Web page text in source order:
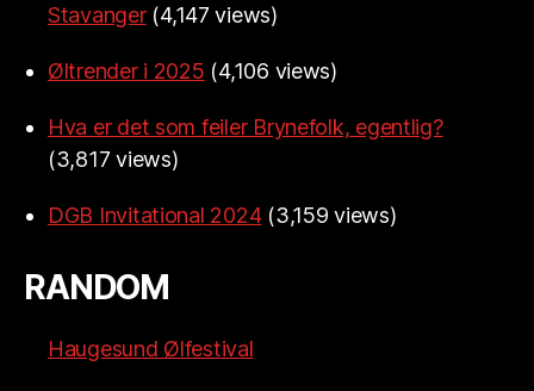
Stavanger (4,147 views)
Øltrender i 2025 (4,106 views)
Hva er det som feiler Brynefolk, egentlig?
(3,817 views)
DGB Invitational 2024 (3,159 views)
RANDOM
Haugesund Ølfestival